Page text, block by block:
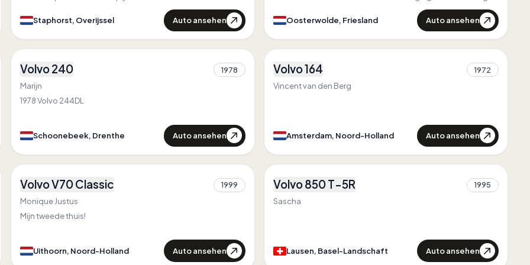
Staphorst, Overijssel
Auto ansehen
Oosterwolde, Friesland
Auto ansehen
2
4
Volvo 240
1978
Marijn
1978 Volvo 244DL
Schoonebeek, Drenthe Auto ansehen
1
1
Volvo 164
1972
Vincent van den Berg
Amsterdam, Noord-Holland Auto ansehen
1
1
Volvo V70 Classic
1999
Monique Justus
Mijn tweede thuis!
Uithoorn, Noord-Holland Auto ansehen
Zuerst inBasel-Landschaft
Einzigartig in
2
2
Volvo 850 T-5R
1995
Sascha
Lausen, Basel-Landschaft Auto ansehen